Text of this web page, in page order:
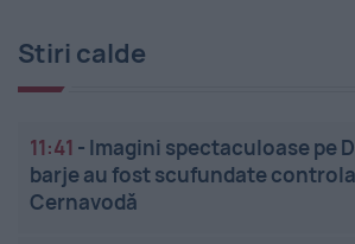
Stiri calde
11:41 - Imagini spectaculoase pe
barje au fost scufundate
Cernavodă